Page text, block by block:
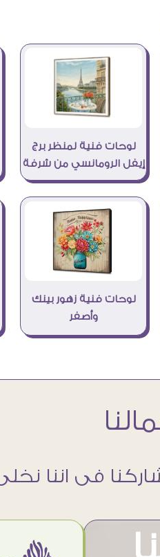
لوحات فنية لمنظر برج
إيفل الرومانسي من شرفة
لوحات فنية زهور بينك
وأصفر